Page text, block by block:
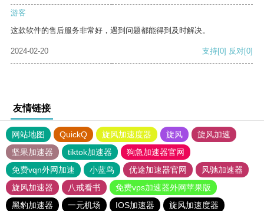
游客
这款软件的售后服务非常好，遇到问题都能得到及时解决。
2024-02-20 支持[0] 反对[0]
友情链接
网站地图 QuickQ 旋风加速度器 旋风
旋风加速
坚果加速器
tiktok加速器
狗急加速器官网
免费vqn外网加速
小蓝鸟 优途加速器官网
风驰加速器
旋风加速器
八戒看书
免费vps加速器外网苹果版
黑豹加速器
一元机场 IOS加速器
旋风加速度器